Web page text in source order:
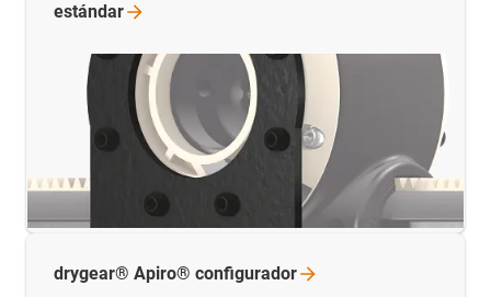
estándar
drygear® Apiro® configurador